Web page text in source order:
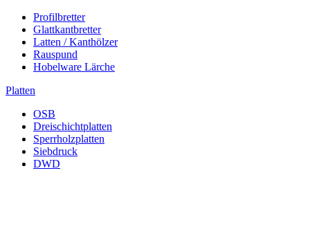
Profilbretter
Glattkantbretter
Latten / Kanthölzer
Rauspund
Hobelware Lärche
Platten
OSB
Dreischichtplatten
Sperrholzplatten
Siebdruck
DWD